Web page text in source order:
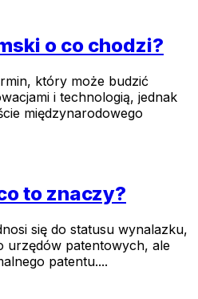
o co chodzi?
który może budzić
i technologią, jednak
międzynarodowego
to znaczy?
się do statusu wynalazku,
urzędów patentowych, ale
patentu....